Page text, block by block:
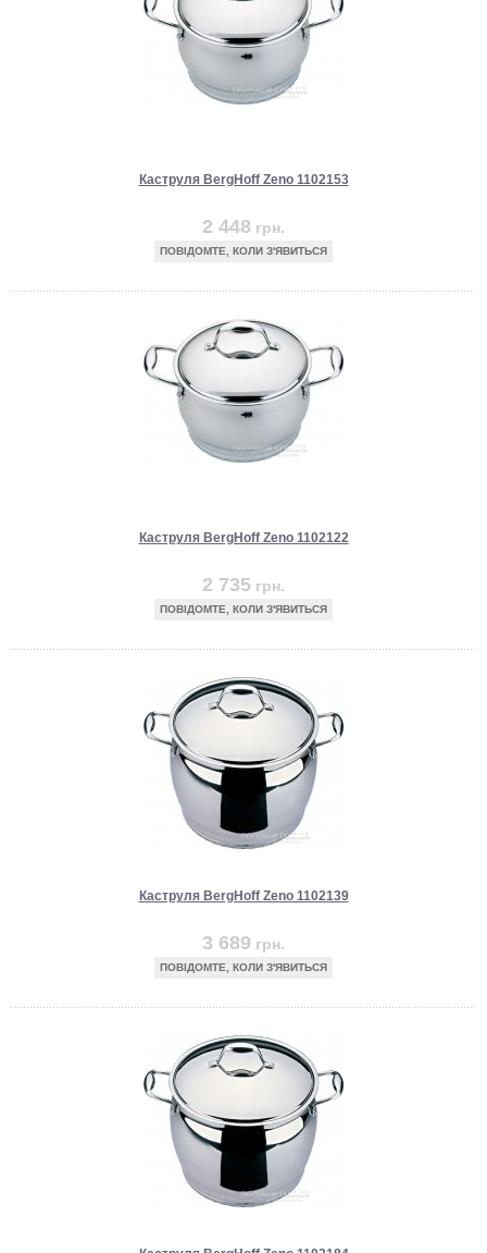
Каструля BergHoff Zeno 1102153
2 448 грн.
ПОВІДОМТЕ, КОЛИ З'ЯВИТЬСЯ
Каструля BergHoff Zeno 1102122
2 735 грн.
ПОВІДОМТЕ, КОЛИ З'ЯВИТЬСЯ
Каструля BergHoff Zeno 1102139
3 689 грн.
ПОВІДОМТЕ, КОЛИ З'ЯВИТЬСЯ